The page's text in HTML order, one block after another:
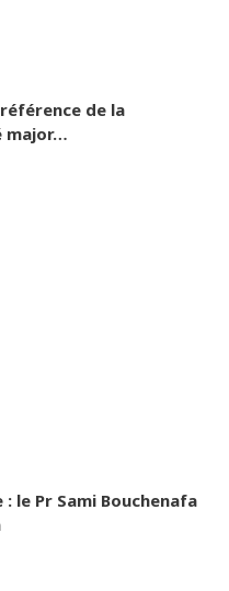
de la
major…
le Pr Sami Bouchenafa